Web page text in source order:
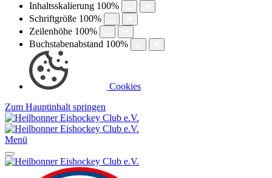
Inhaltsskalierung 100%
Schriftgröße 100%
Zeilenhöhe 100%
Buchstabenabstand 100%
Cookies
Zum Hauptinhalt springen
Menü